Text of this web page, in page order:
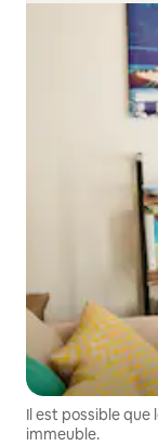
Il est possible que
immeuble.